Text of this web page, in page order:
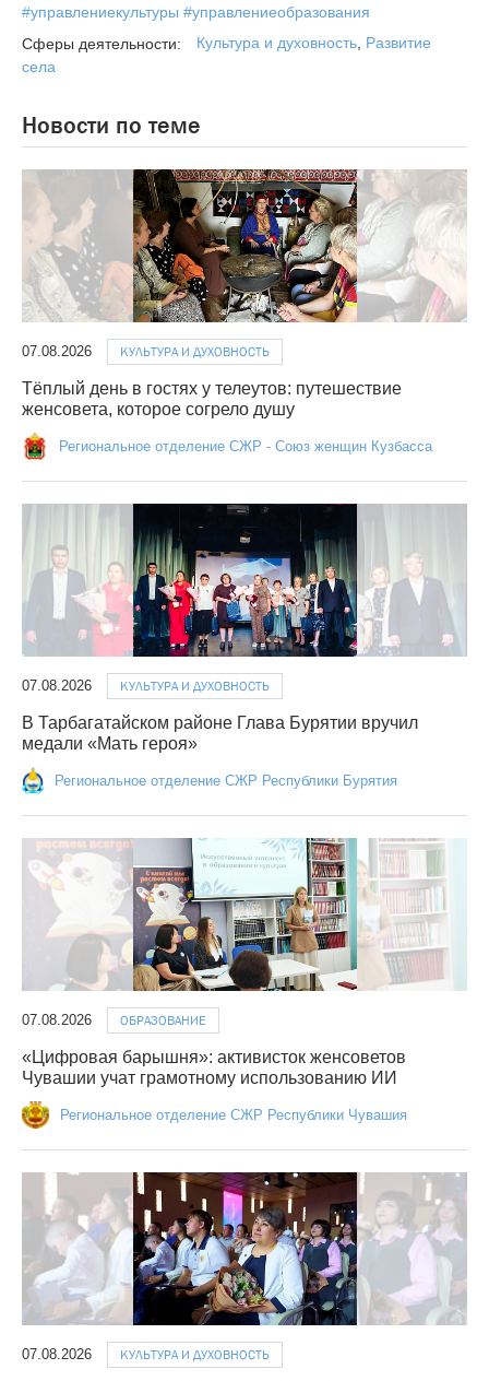
#управлениекультуры #управлениеобразования
Сферы деятельности:
Культура и духовность Развитие
села
Новости по теме
07.08.2026 КУЛЬТУРА И ДУХОВНОСТЬ
Тёплый день в гостях у телеутов: путешествие
женсовета, которое согрело душу
Региональное отделение СЖР - Союз женщин Кузбасса
07.08.2026 КУЛЬТУРА И ДУХОВНОСТЬ
В Тарбагатайском районе Глава Бурятии вручил
медали «Мать героя»
Региональное отделение СЖР Республики Бурятия
07.08.2026 ОБРАЗОВАНИЕ
«Цифровая барышня»: активисток женсоветов
Чувашии учат грамотному использованию ИИ
Региональное отделение СЖР Республики Чувашия
07.08.2026 КУЛЬТУРА И ДУХОВНОСТЬ